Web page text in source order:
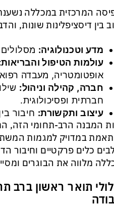
המרכזית במכללה
בין דיסציפלינות שונות,
מדע וטכנולוגיה:
עולמות הטיפול
אופטומטריה, מעבדה
חברה, קהילה וניהול:
חברתית ופסיכולוגית.
עיצוב ותקשורת: חיבור
המבנה הרב-תחומי הזה,
במדויק למגמות
כלים פרקטיים וחיבור
מלווה את הבוגרים
תואר ראשון ברב